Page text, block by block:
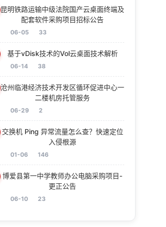
昆明铁路运输中级法院国产云桌面终端及
配套软件采购项目招标公告
06-05 33
基于vDisk技术的Vol云桌面技术解析
06-14 38
沧州临港经济技术开发区循环促进中心一
二楼机房托管服务
06-29 2
交换机 Ping 异常流量怎么查？快速定位
入侵根源
01-06 146
博爱县第一中学教师办公电脑采购项目-
更正公告
06-10 23